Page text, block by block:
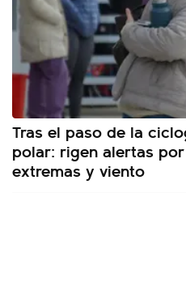
Tras el paso de la
polar: rigen alertas
extremas y viento